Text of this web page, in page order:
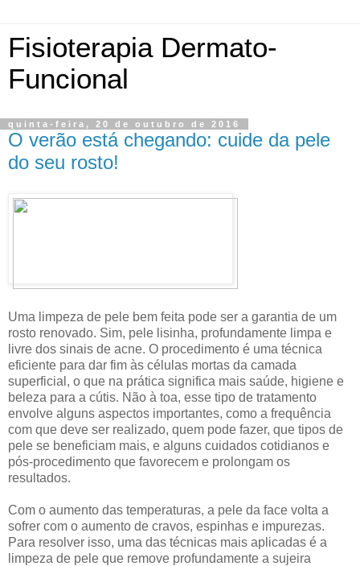
Fisioterapia Dermato-
Funcional
quinta-feira, 20 de outubro de 2016
O verão está chegando: cuide da pele
do seu rosto!
Uma limpeza de pele bem feita pode ser a garantia de um
rosto renovado. Sim, pele lisinha, profundamente limpa e
livre dos sinais de acne. O procedimento é uma técnica
eficiente para dar fim às células mortas da camada
superficial, o que na prática significa mais saúde, higiene e
beleza para a cútis. Não à toa, esse tipo de tratamento
envolve alguns aspectos importantes, como a frequência
com que deve ser realizado, quem pode fazer, que tipos de
pele se beneficiam mais, e alguns cuidados cotidianos e
pós-procedimento que favorecem e prolongam os
resultados.
Com o aumento das temperaturas, a pele da face volta a
sofrer com o aumento de cravos, espinhas e impurezas.
Para resolver isso, uma das técnicas mais aplicadas é a
limpeza de pele que remove profundamente a sujeira